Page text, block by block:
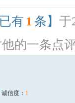
已有 1 条】 于
的一条点
诚信度： 1